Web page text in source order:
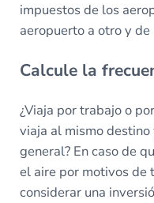
impuestos de los
aeropuerto a otro y de
Calcule la
¿Viaja por trabajo o
viaja al mismo
general? En caso de
el aire por motivos de
considerar una